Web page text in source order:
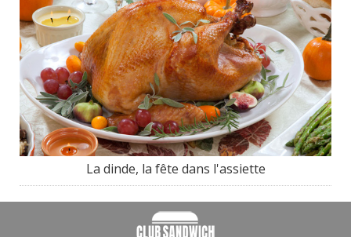
La dinde, la fête dans l'assiette